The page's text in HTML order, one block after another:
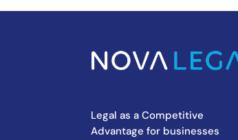
Legal as a Competitive
Advantage for businesses